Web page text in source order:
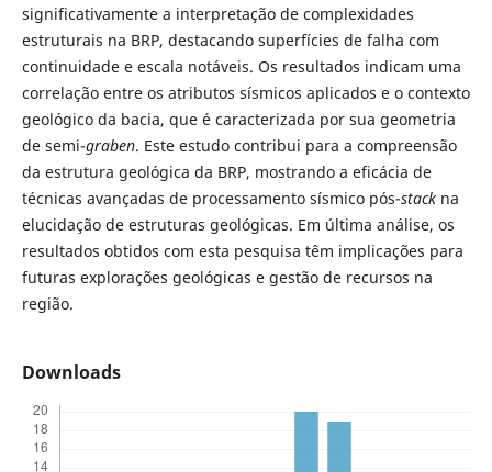
significativamente a interpretação de complexidades
estruturais na BRP, destacando superfícies de falha com
continuidade e escala notáveis. Os resultados indicam uma
correlação entre os atributos sísmicos aplicados e o contexto
geológico da bacia, que é caracterizada por sua geometria
de semi-graben. Este estudo contribui para a compreensão
da estrutura geológica da BRP, mostrando a eficácia de
técnicas avançadas de processamento sísmico pós-stackna
elucidação de estruturas geológicas. Em última análise, os
resultados obtidos com esta pesquisa têm implicações para
futuras explorações geológicas e gestão de recursos na
região.
Downloads